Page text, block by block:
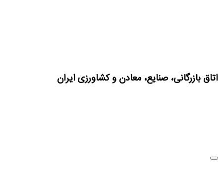
اتاق بازرگانی، صنایع، معادن و کشاورزی ایران